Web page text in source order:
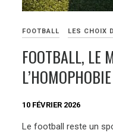
FOOTBALL LES CHOIX
FOOTBALL, LE
L’HOMOPHOBIE
10 FÉVRIER 2026
Le football reste un